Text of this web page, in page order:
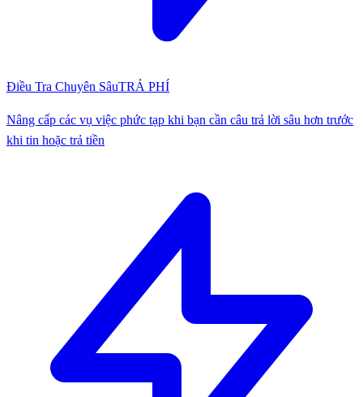
Điều Tra Chuyên SâuTRẢ PHÍ
Nâng cấp các vụ việc phức tạp khi bạn cần câu trả lời sâu hơn trước
khi tin hoặc trả tiền